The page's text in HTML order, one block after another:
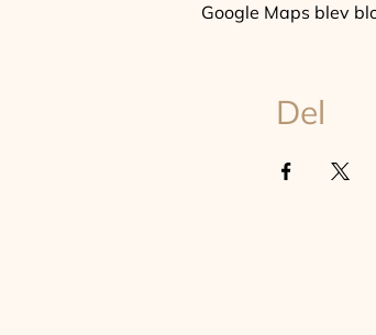
Google Maps blev
Del